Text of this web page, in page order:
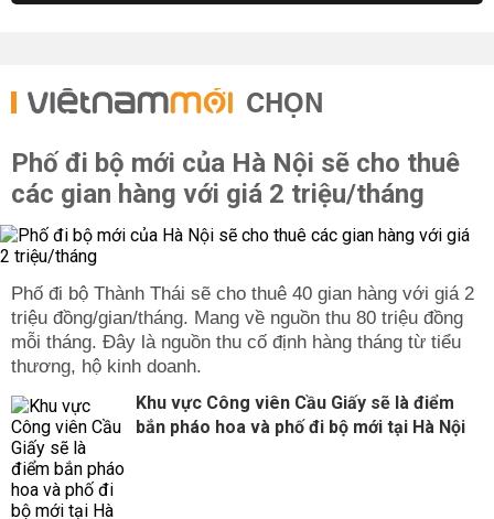
CHỌN
Phố đi bộ mới của Hà Nội sẽ cho thuê
các gian hàng với giá 2 triệu/tháng
Phố đi bộ Thành Thái sẽ cho thuê 40 gian hàng với giá 2
triệu đồng/gian/tháng. Mang về nguồn thu 80 triệu đồng
mỗi tháng. Đây là nguồn thu cố định hàng tháng từ tiểu
thương, hộ kinh doanh.
Khu vực Công viên Cầu Giấy sẽ là điểm
bắn pháo hoa và phố đi bộ mới tại Hà Nội